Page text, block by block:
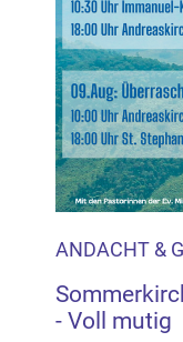
ANDACHT &
- Voll mutig